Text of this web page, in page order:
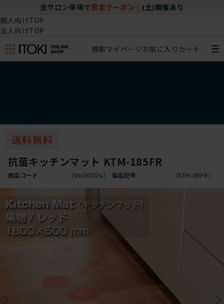
坐サロン来場で 限定クーポン (土)開催あり
個人向けTOP
法人向けTOP
検索マイページ お気に入り カート
抗菌キッチンマット KTM-185FR
商品コード （94083524） 製品記号 （KTM-185FR）